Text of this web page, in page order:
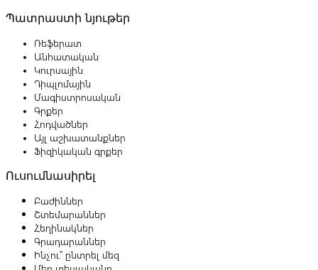
Պատրաստի նյութեր
Ռեֆերատ
Անհատական
Կուրսային
Դիպլոմային
Մագիստրոսական
Գրքեր
Հոդվածներ
Այլ աշխատանքներ
Ֆիզիկական գրքեր
Ուսումնասիրել
Բաժիններ
Շտեմարաններ
Հեղինակներ
Գրադարաններ
Ինչու՞ ընտրել մեզ